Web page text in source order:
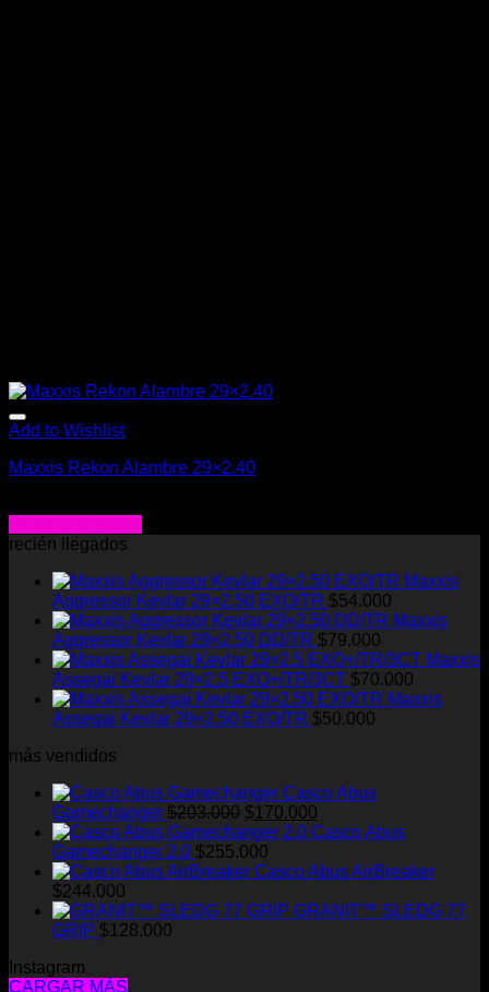
Add to Wishlist
Maxxis Rekon Alambre 29×2.40
recién llegados
Maxxis
Aggressor Kevlar 29×2.50 EXO/TR $54.000
Maxxis
Aggressor Kevlar 29×2.50 DD/TR $79.000
Maxxis
Assegai Kevlar 29×2.5 EXO+/TR/3CT $70.000
Maxxis
Assegai Kevlar 29×2.50 EXO/TR $50.000
más vendidos
Casco Abus
Gamechanger $203.000 El
precio
original
era:
$170.000
precio
es:
Casco Abus
Gamechanger 2.0 $255.000
Casco Abus AirBreaker
$244.000
GRANIT™ SLEDG 77
GRIP $128.000
Instagram
CARGAR MÁS